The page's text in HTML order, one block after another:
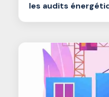
les audits